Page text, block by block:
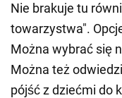
Nie brakuje tu
towarzystwa".
Można wybrać się
Można też
pójść z dziećmi do